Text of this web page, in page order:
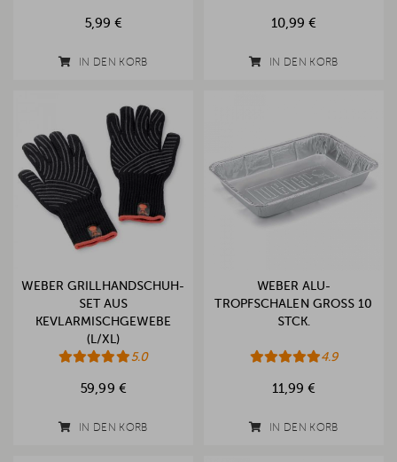
5,99 €
IN DEN KORB
10,99 €
IN DEN KORB
WEBER GRILLHANDSCHUH-
SET AUS
KEVLARMISCHGEWEBE
(L/XL)
5.0
59,99 €
IN DEN KORB
WEBER ALU-
TROPFSCHALEN GROSS 10 S
TCK.
4.9
11,99 €
IN DEN KORB